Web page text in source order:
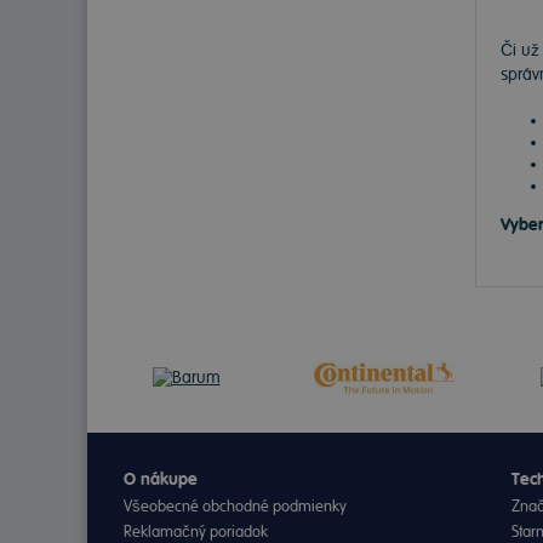
Či už
O nákupe
Všeobecné obchodné podmienky
Reklamačný poriadok